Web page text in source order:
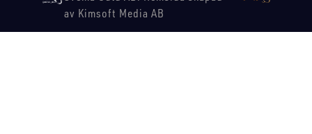
av Kimsoft Media AB